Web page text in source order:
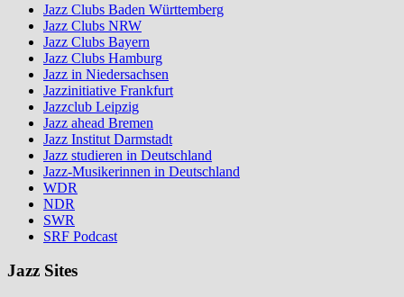
Jazz Clubs Baden Württemberg
Jazz Clubs NRW
Jazz Clubs Bayern
Jazz Clubs Hamburg
Jazz in Niedersachsen
Jazzinitiative Frankfurt
Jazzclub Leipzig
Jazz ahead Bremen
Jazz Institut Darmstadt
Jazz studieren in Deutschland
Jazz-Musikerinnen in Deutschland
WDR
NDR
SWR
SRF Podcast
Jazz Sites